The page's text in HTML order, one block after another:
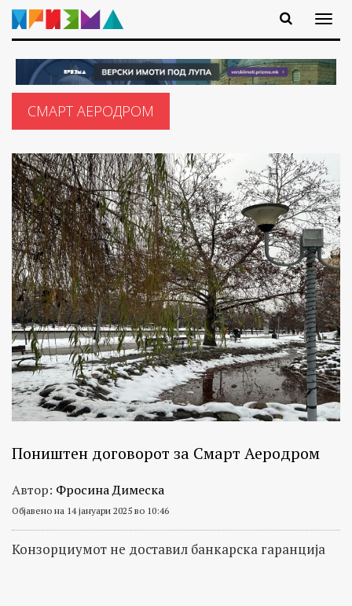
СМАРТ АЕРОДРОМ
Поништен договорот за Смарт Аеродром
Автор: Фросина Димеска
Објавено на 14 јануари 2025 во 10:46
Конзорциумот не доставил банкарска гаранција